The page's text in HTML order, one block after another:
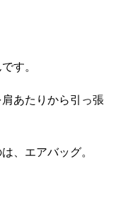
す。
あたりから引っ張
、エアバッグ。